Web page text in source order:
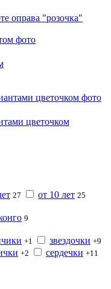
оправа "розочка"
цветочком
27 от 10 лет 25
9
+1 звездочки +9
+2 сердечки +11